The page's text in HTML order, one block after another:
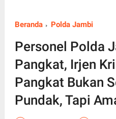
Beranda Polda Jambi
Personel Polda
Pangkat, Irjen
Pangkat Bukan
Pundak, Tapi